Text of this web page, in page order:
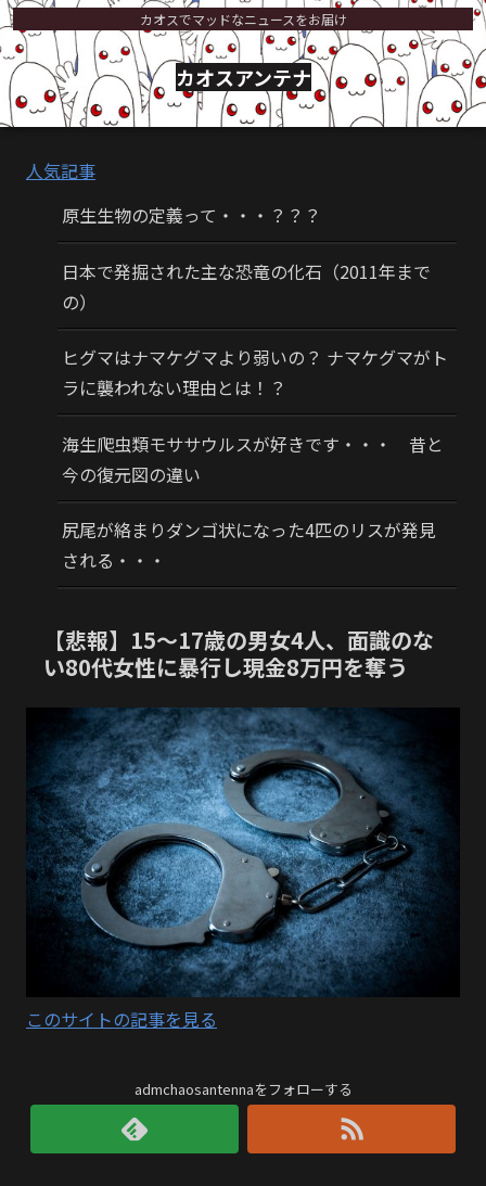
カオスでマッドなニュースをお届け
カオスアンテナ
人気記事
原生生物の定義って・・・？？？
日本で発掘された主な恐竜の化石（2011年まで
の）
ヒグマはナマケグマより弱いの？ ナマケグマがト
ラに襲われない理由とは！？
海生爬虫類モササウルスが好きです・・・ 昔と
今の復元図の違い
尻尾が絡まりダンゴ状になった4匹のリスが発見
される・・・
【悲報】15～17歳の男女4人、面識のな
い80代女性に暴行し現金8万円を奪う
このサイトの記事を見る
admchaosantennaをフォローする